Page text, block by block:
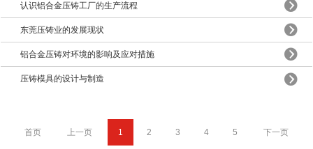
认识铝合金压铸工厂的生产流程
东莞压铸业的发展现状
铝合金压铸对环境的影响及应对措施
压铸模具的设计与制造
首页 上一页 1 2 3 4 5 下一页